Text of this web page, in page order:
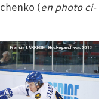
(en photo ci-